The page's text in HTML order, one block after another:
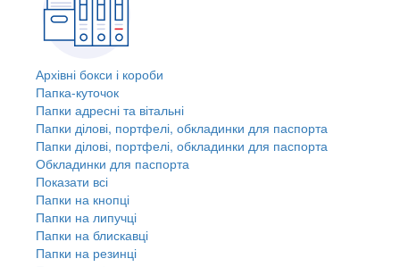
Архівні бокси і короби
Папка-куточок
Папки адресні та вітальні
Папки ділові, портфелі, обкладинки для паспорта
Папки ділові, портфелі, обкладинки для паспорта
Обкладинки для паспорта
Показати всі
Папки на кнопці
Папки на липучці
Папки на блискавці
Папки на резинці